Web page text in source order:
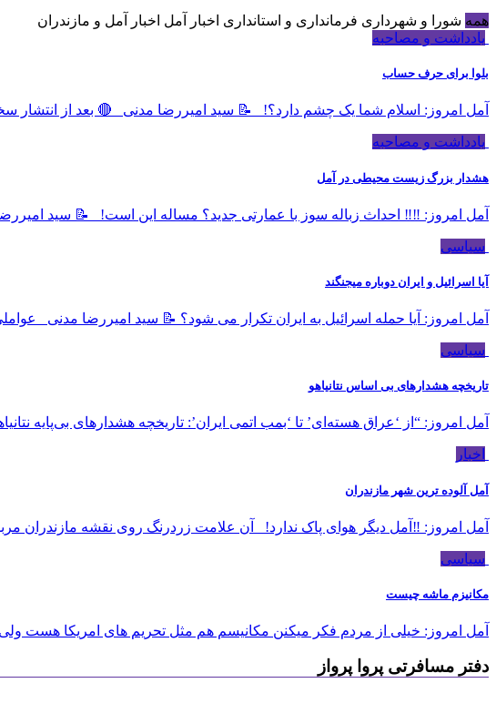
همه شورا و شهرداری فرمانداری و استانداری اخبار آمل اخبار آمل و مازندران
یادداشت و مصاحبه
بلوا برای حرف حساب
آمل امروز: اسلام شما یک چشم دارد؟! 📝 سید امیررضا مدنی 🔴 بعد از انتشار
یادداشت و مصاحبه
هشدار بزرگ زیست محیطی در آمل
آمل امروز: ‼️‼️ احداث زباله سوز با عمارتی جدید؟ مساله این است! 📝 سید
سیاسی
آیا اسرائیل و ایران دوباره میجنگند
آمل امروز: آیا حمله اسرائیل به ایران تکرار می شود؟ 📝 سید امیررضا مدنی
سیاسی
تاریخچه هشدارهای بی اساس نتانیاهو
آمل امروز: “از ‘عراق هسته‌ای’ تا ‘بمب اتمی ایران’: تاریخچه هشدارهای بی‌پایه نتانیاهو” نتانیاهو در سال ۱۹۹۲: ایران تا سال ۱۹۹۷
اخبار
آمل آلوده ترین شهر مازندران
آمل امروز: ‼️آمل دیگر هوای پاک ندارد! آن علامت زردرنگ روی نقشه مازندران
سیاسی
مکانیزم ماشه چیست
آمل امروز: خیلی از مردم فکر میکنن مکانیسم هم مثل تحریم های امریکا هست
دفتر مسافرتی پروا پرواز